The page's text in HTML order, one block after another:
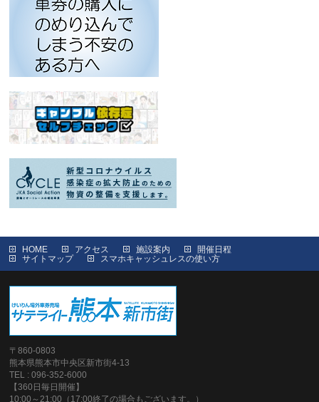
HOME アクセス 施設案内
開催日程
サイトマップ
スマホキャッシュレスの使い方
〒860-0803
熊本県熊本市中央区新市街4-13
TEL : 096-352-6000
【360日毎日開催】
10:00～21:00（17:00終了の場合もございます。）